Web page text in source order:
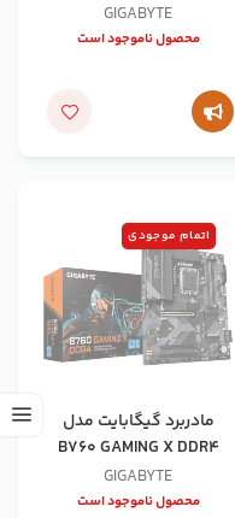
GIGABYTE
محصول ناموجود است
اتمام موجودی
مادربرد گیگابایت مدل
B760 GAMING X DDR4
GIGABYTE
محصول ناموجود است